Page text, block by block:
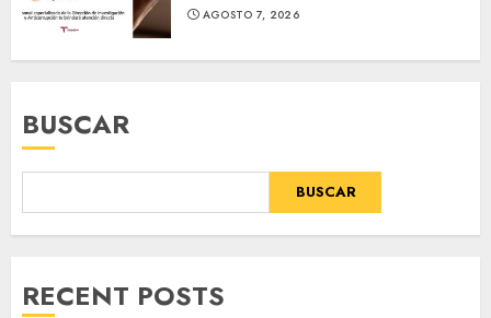
AGOSTO 7, 2026
BUSCAR
BUSCAR
RECENT POSTS